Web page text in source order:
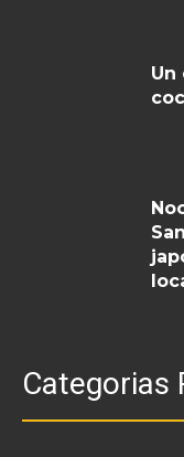
Un
Categorias